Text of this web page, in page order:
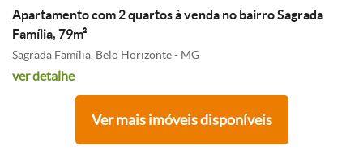
Apartamento com 2 quartos à venda no bairro Sagrada
Família, 79m²
Sagrada Família, Belo Horizonte - MG
ver detalhe
Ver mais imóveis disponíveis